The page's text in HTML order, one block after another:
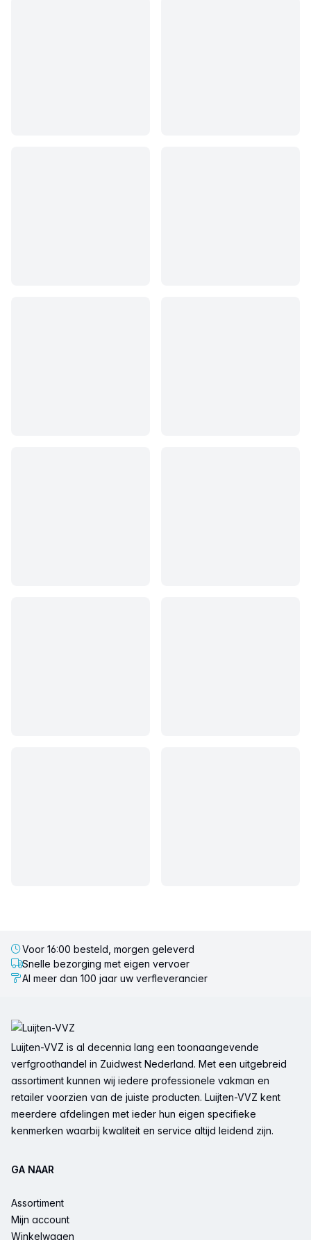
Voor 16:00 besteld, morgen geleverd
Snelle bezorging met eigen vervoer
Al meer dan 100 jaar uw verfleverancier
Luijten-VVZ is al decennia lang een toonaangevende
verfgroothandel in Zuidwest Nederland. Met een uitgebreid
assortiment kunnen wij iedere professionele vakman en
retailer voorzien van de juiste producten. Luijten-VVZ kent
meerdere afdelingen met ieder hun eigen specifieke
kenmerken waarbij kwaliteit en service altijd leidend zijn.
GA NAAR
Assortiment
Mijn account
Winkelwagen